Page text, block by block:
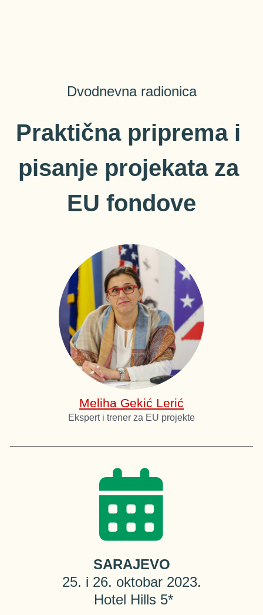
Dvodnevna radionica
Praktična priprema i
pisanje projekata za
EU fondove
Meliha Gekić Lerić
Ekspert i trener za EU projekte
SARAJEVO
25. i 26. oktobar 2023.
Hotel Hills 5*